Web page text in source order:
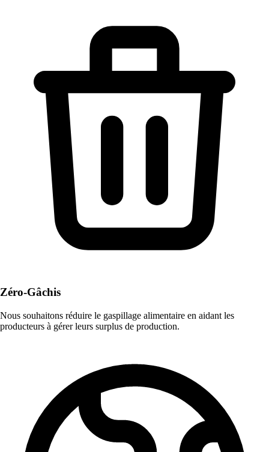
Zéro-Gâchis
Nous souhaitons réduire le gaspillage alimentaire en aidant les
producteurs à gérer leurs surplus de production.